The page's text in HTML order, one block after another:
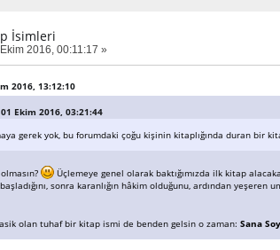
İsimleri
2016, 00:11:17 »
2016, 13:12:10
Ekim 2016, 03:21:44
gerek yok, bu forumdaki çoğu kişinin kitaplığında duran bir
Üçlemeye genel olarak baktığımızda ilk kitap
sonra karanlığın hâkim olduğunu, ardından
olan tuhaf bir kitap ismi de benden gelsin o zaman: Sana